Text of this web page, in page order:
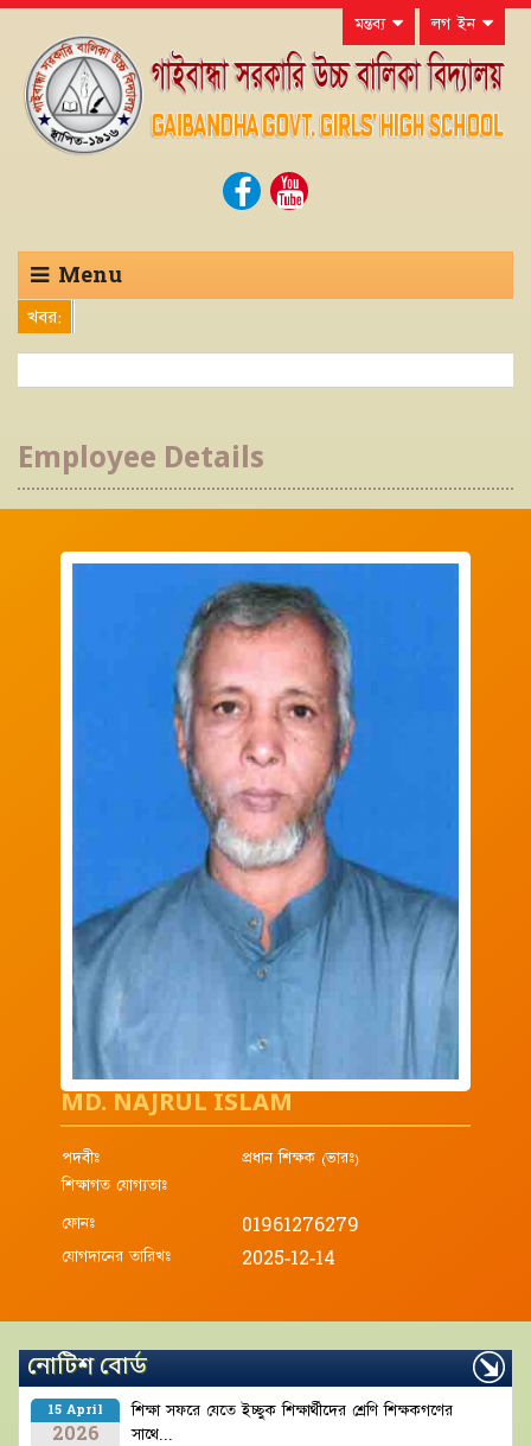
মন্তব্য লগ ইন
Menu
খবর:
Employee Details
MD. NAJRUL ISLAM
পদবীঃ
প্রধান শিক্ষক (ভারঃ)
শিক্ষাগত যোগ্যতাঃ
ফোনঃ
01961276279
যোগদানের তারিখঃ
2025-12-14
নোটিশ বোর্ড
15 April
2026
শিক্ষা সফরে যেতে ইচ্ছুক শিক্ষার্থীদের শ্রেণি শিক্ষকগণের
সাথে...